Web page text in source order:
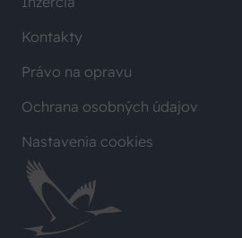
Kontakty
Právo na opravu
Ochrana osobných údajov
Nastavenia cookies